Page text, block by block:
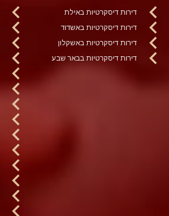
דירות דיסקרטיות באילת
דירות דיסקרטיות באשדוד
דירות דיסקרטיות באשקלון
דירות דיסקרטיות בבאר שבע